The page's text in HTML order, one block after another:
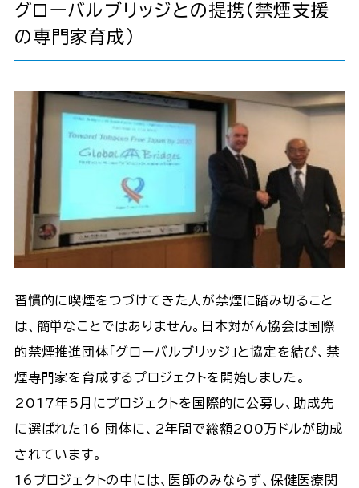
グローバルブリッジとの提携（禁煙支援
の専門家育成）
習慣的に喫煙をつづけてきた人が禁煙に踏み切ること
は、簡単なことではありません。日本対がん協会は国際
的禁煙推進団体「グローバルブリッジ」と協定を結び、禁
煙専門家を育成するプロジェクトを開始しました。
2017年5月にプロジェクトを国際的に公募し、助成先
に選ばれた16 団体に、2年間で総額200万ドルが助成
されています。
16プロジェクトの中には、医師のみならず、保健医療関